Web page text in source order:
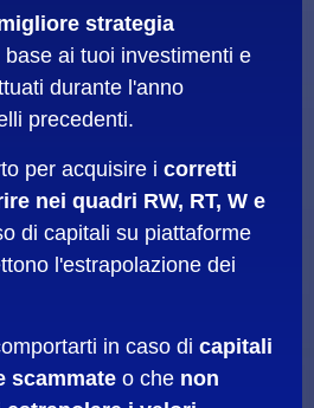
strategia
ai tuoi investimenti e
durante l'anno
precedenti.
per acquisire i corretti
nei quadri RW, RT, W e
di capitali su piattaforme
l'estrapolazione dei
in caso di capitali
scammateo che non